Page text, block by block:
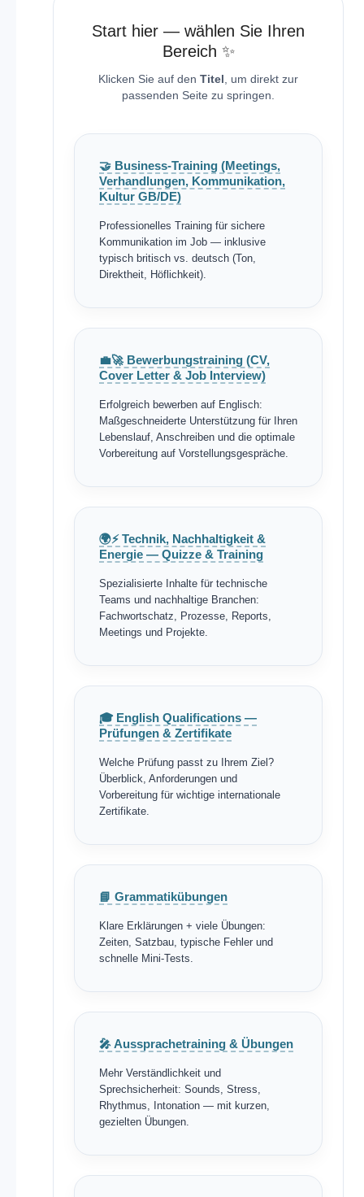
Start hier — wählen Sie Ihren
Bereich ✨
Klicken Sie auf den Titel , um direkt zur
passenden Seite zu springen.
🤝 Business-Training (Meetings,
Verhandlungen, Kommunikation,
Kultur GB/DE)
Professionelles Training für sichere
Kommunikation im Job — inklusive
typisch britisch vs. deutsch (Ton,
Direktheit, Höflichkeit).
💼🚀 Bewerbungstraining (CV,
Cover Letter & Job Interview)
Erfolgreich bewerben auf Englisch:
Maßgeschneiderte Unterstützung für Ihren
Lebenslauf, Anschreiben und die optimale
Vorbereitung auf Vorstellungsgespräche.
🌍⚡ Technik, Nachhaltigkeit &
Energie — Quizze & Training
Spezialisierte Inhalte für technische
Teams und nachhaltige Branchen:
Fachwortschatz, Prozesse, Reports,
Meetings und Projekte.
🎓 English Qualifications —
Prüfungen & Zertifikate
Welche Prüfung passt zu Ihrem Ziel?
Überblick, Anforderungen und
Vorbereitung für wichtige internationale
Zertifikate.
📘 Grammatikübungen
Klare Erklärungen + viele Übungen:
Zeiten, Satzbau, typische Fehler und
schnelle Mini-Tests.
🎤 Aussprachetraining & Übungen
Mehr Verständlichkeit und
Sprechsicherheit: Sounds, Stress,
Rhythmus, Intonation — mit kurzen,
gezielten Übungen.